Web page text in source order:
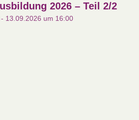
2026 – Teil 2/2
13.09.2026 um 16:00